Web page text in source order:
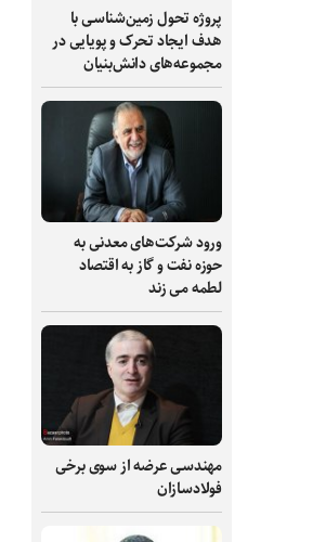
پروژه تحول زمین‌شناسی با
هدف ایجاد تحرک و پویایی در
مجموعه‌های دانش‌بنیان
ورود شرکت‌های معدنی به
حوزه نفت و گاز به اقتصاد
لطمه می زند
مهندسی عرضه از سوی برخی
فولادسازان